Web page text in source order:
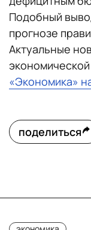
Подобный
прогнозе
Актуальные
«Экономика»
поделиться